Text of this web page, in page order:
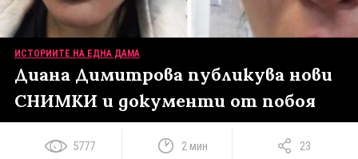
ИСТОРИИТЕ НА ЕДНА ДАМА
Диана Димитрова публикува нови
СНИМКИ и документи от побоя
5777 2 мин 23